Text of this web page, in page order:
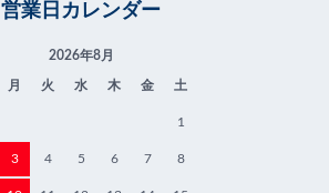
営業日カレンダー
2026年8月
月 火 水 木 金 土
1
3 4 5 6 7 8